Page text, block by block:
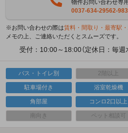
物件お問い合わせ専
0037-634-29562-
※お問い合わせの際は賃料・間取り・最寄駅
メモの上、ご連絡いただくとスムーズです。
受付：10:00～18:00（定休日：毎週
バス・トイレ別 2階以上
駐車場付き 浴室乾燥機
角部屋 コンロ2口以上
南向き ペット相談可